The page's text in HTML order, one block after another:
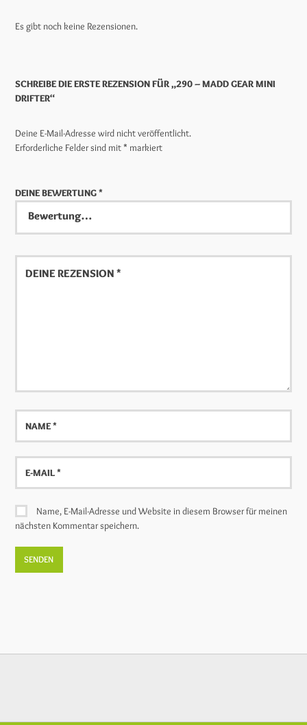
Es gibt noch keine Rezensionen.
SCHREIBE DIE ERSTE REZENSION FÜR „290 – MADD GEAR MINI
DRIFTER“
Deine E-Mail-Adresse wird nicht veröffentlicht.
Erforderliche Felder sind mit* markiert
DEINE BEWERTUNG*
Deine
Rezension
Name
E-
Mail
Name, E-Mail-Adresse und Website in diesem Browser für meinen
nächsten Kommentar speichern.